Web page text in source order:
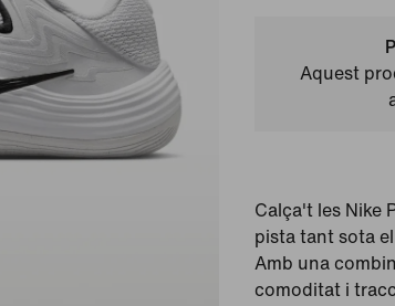
Aquest
Calça't les Nike
pista tant sota
Amb una
comoditat i